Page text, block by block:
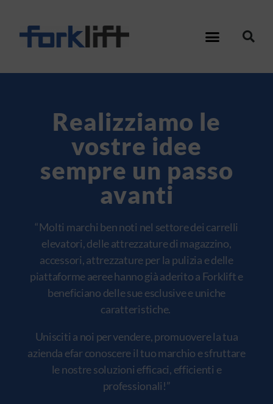
Realizziamo le
vostre idee
sempre un passo
avanti
“Molti marchi ben noti nel settore dei carrelli
elevatori, delle attrezzature di magazzino,
accessori, attrezzature per la pulizia e delle
piattaforme aeree hanno già aderito a Forklift e
beneficiano delle sue esclusive e uniche
caratteristiche.
Unisciti a noi per vendere, promuovere la tua
azienda efar conoscere il tuo marchio e sfruttare
le nostre soluzioni efficaci, efficienti e
professionali!”